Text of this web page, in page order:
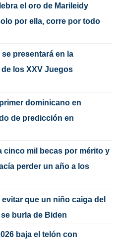
el oro de Marileidy
por ella, corre por todo
presentará en la
los XXV Juegos
dominicano en
de predicción en
cinco mil becas por mérito y
perder un año a los
que un niño caiga del
burla de Biden
baja el telón con